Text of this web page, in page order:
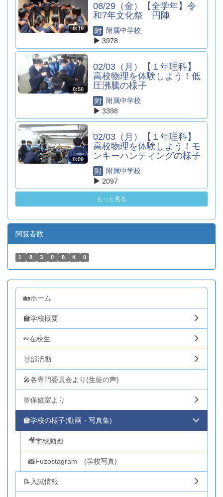
0:19
08/29（金）【全学年】令
和7年文化祭 円陣
附属中学校
3978
0:50
02/03（月）【１年理科】
高校物理を体験しよう！低
圧沸騰の様子
附属中学校
3398
0:09
02/03（月）【１年理科】
高校物理を体験しよう！モ
ンキーハンティングの様子
附属中学校
2097
もっと見る
閲覧者数
1 8 3 0 8 4 0
🏡ホーム
🏫学校概要
✏在校生
🥇部活動
🎤各専門委員会より(生徒の声)
🌸保健室より
🏫学校の様子(動画・写真集)
🎥学校動画
📸Fuzostagram (学校写真)
📝入試情報